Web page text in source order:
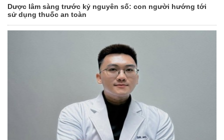
Dược lâm sàng trước kỷ nguyên số: con người hướng tới
sử dụng thuốc an toàn